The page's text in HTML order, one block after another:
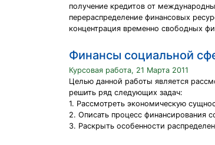
получение кредитов от
перераспределение финансовых
концентрация временно свободных
Финансы социальной
Курсовая работа, 21 Марта 2011
Целью данной работы является
решить ряд следующих задач:
1. Рассмотреть экономическую
2. Описать процесс финансирования
3. Раскрыть особенности